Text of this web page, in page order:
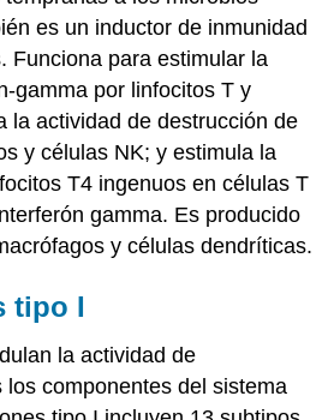
es un inductor de inmunidad
Funciona para estimular la
gamma por linfocitos T y
la actividad de destrucción de
y células NK; y estimula la
T4 ingenuos en células T
gamma. Es producido
y células dendríticas.
tipo I
la actividad de
los componentes del sistema